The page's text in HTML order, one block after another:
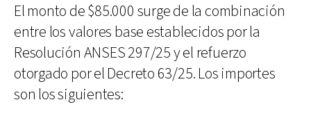
El monto de $85.000 surge de la combinación
entre los valores base establecidos por la
Resolución ANSES 297/25 y el refuerzo
otorgado por el Decreto 63/25. Los importes
son los siguientes: